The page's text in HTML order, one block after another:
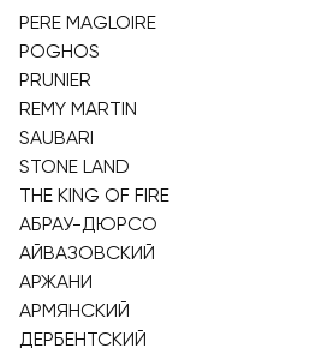
PERE MAGLOIRE
POGHOS
PRUNIER
REMY MARTIN
SAUBARI
STONE LAND
THE KING OF FIRE
АБРАУ-ДЮРСО
АЙВАЗОВСКИЙ
АРЖАНИ
АРМЯНСКИЙ
ДЕРБЕНТСКИЙ